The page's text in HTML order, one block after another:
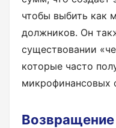
чтобы выбить как
должников. Он
существовании
которые часто
микрофинансовых